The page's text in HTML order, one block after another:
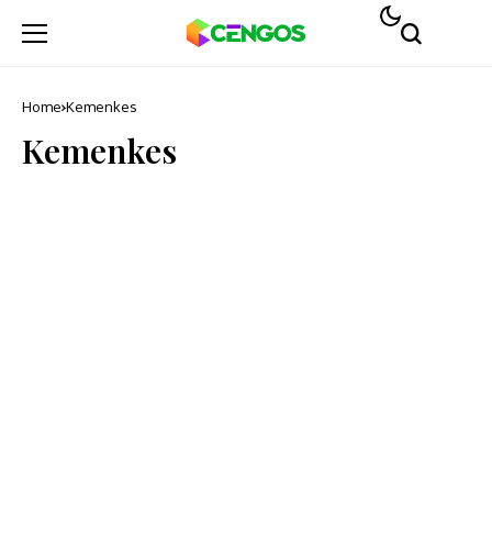
Home Kemenkes
Kemenkes